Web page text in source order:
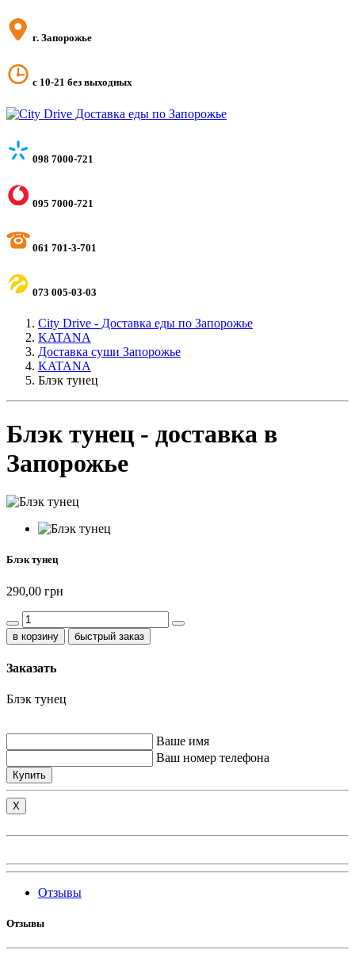
г. Запорожье
с 10-21 без выходных
098 7000-721
095 7000-721
061 701-3-701
073 005-03-03
City Drive - Доставка еды по Запорожье
KATANA
Доставка суши Запорожье
KATANA
Блэк тунец
Блэк тунец - доставка в
Запорожье
Блэк тунец
290,00 грн
быстрый заказ
Заказать
Блэк тунец
Ваше имя
Ваш номер телефона
Купить
X
Отзывы
Отзывы